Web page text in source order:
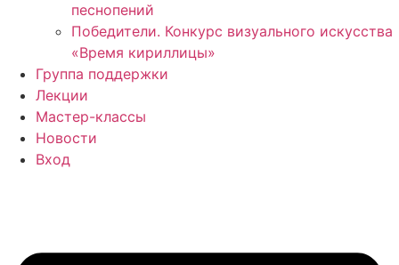
песнопений
Победители. Конкурс визуального искусства
«Время кириллицы»
Группа поддержки
Лекции
Мастер-классы
Новости
Вход